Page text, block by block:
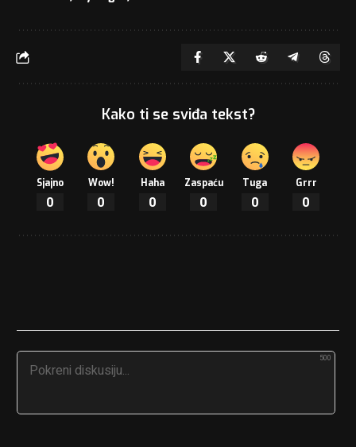
Kako ti se sviđa tekst?
Sjajno
0
Wow!
0
Haha
0
Zaspaću
0
Tuga
0
Grrr
0
500